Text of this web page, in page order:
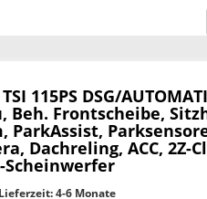
115PS DSG/
Beh. Frontscheibe,
ParkAssist,
Dachreling, ACC, 2Z-
Scheinwerfer
4-6 Monate